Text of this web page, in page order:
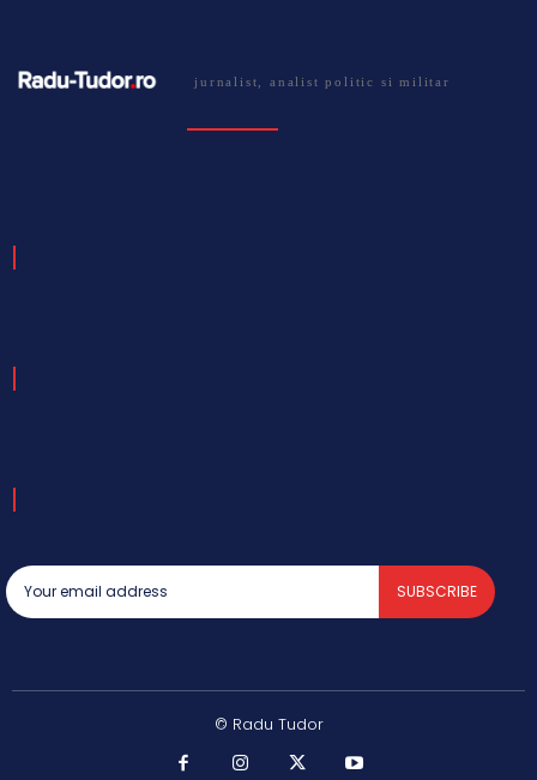
jurnalist, analist politic si militar
SUBSCRIBE
© Radu Tudor